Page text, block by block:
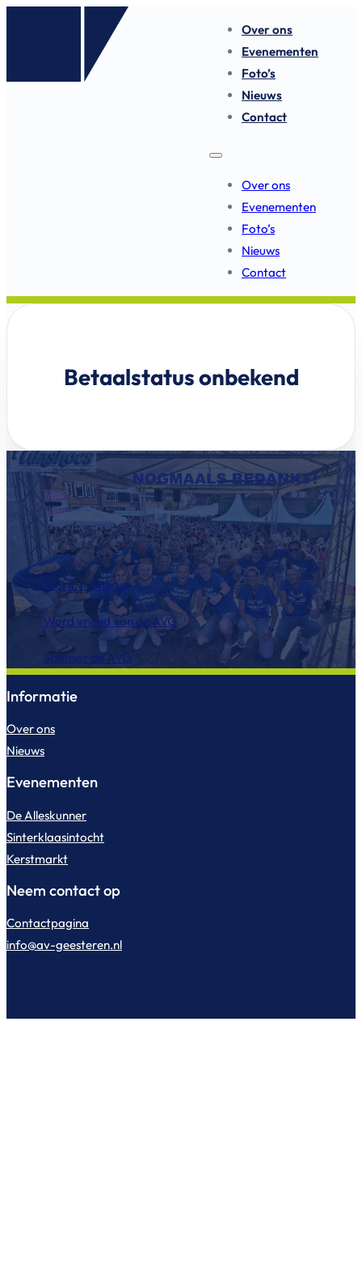
Over ons
Evenementen
Foto’s
Nieuws
Contact
Over ons
Evenementen
Foto’s
Nieuws
Contact
Betaalstatus onbekend
Word vrijwilliger
Word vriend van de AVG
Sponsor de AVG
Informatie
Over ons
Nieuws
Evenementen
De Alleskunner
Sinterklaasintocht
Kerstmarkt
Neem contact op
Contactpagina
info@av-geesteren.nl